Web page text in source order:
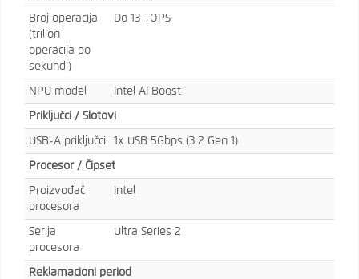
Broj operacija
(trilion
operacija po
sekundi)
Do 13 TOPS
NPU model Intel AI Boost
Priključci / Slotovi
USB-A priključci 1x USB 5Gbps (3.2 Gen 1)
Procesor / Čipset
Proizvođač
procesora
Intel
Serija
procesora
Ultra Series 2
Reklamacioni period